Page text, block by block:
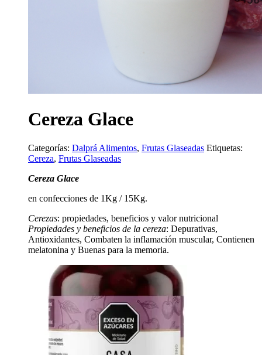
Cereza Glace
Categorías: Dalprá Alimentos, Frutas Glaseadas Etiquetas:
Cereza, Frutas Glaseadas
Cereza Glace
en confecciones de 1Kg / 15Kg.
Cerezas: propiedades, beneficios y valor nutricional
Propiedades y beneficios de la cereza: Depurativas,
Antioxidantes, Combaten la inflamación muscular, Contienen
melatonina y Buenas para la memoria.